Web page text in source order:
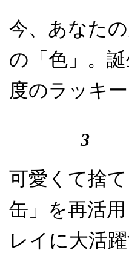
今、あなた
の「色」。
度のラッキ
3
可愛くて捨
缶」を再活
レイに大活